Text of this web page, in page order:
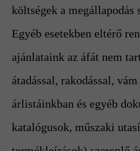
költségek a megállapodás
Egyéb esetekben eltérő
ajánlataink az áfát nem
átadással, rakodással,
árlistáinkban és egyéb
katalógusok, műszaki